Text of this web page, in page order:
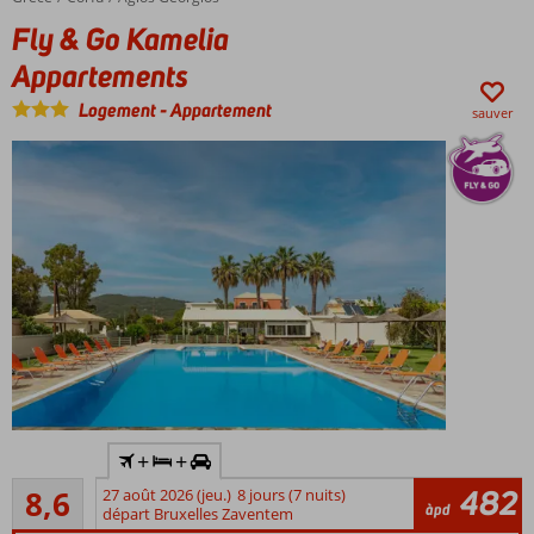
divers
restaurants
Restez en
forme grâce
à diverses
installations
Fly & Go Kamelia
Appartements
Logement-Appartement sauver
la
voiture
8,6Recommandé
69
commentaires
+ +
27 août 2026 (jeu.) 8 jours (7 nuits)
départ Bruxelles Zaventem
àpd 482